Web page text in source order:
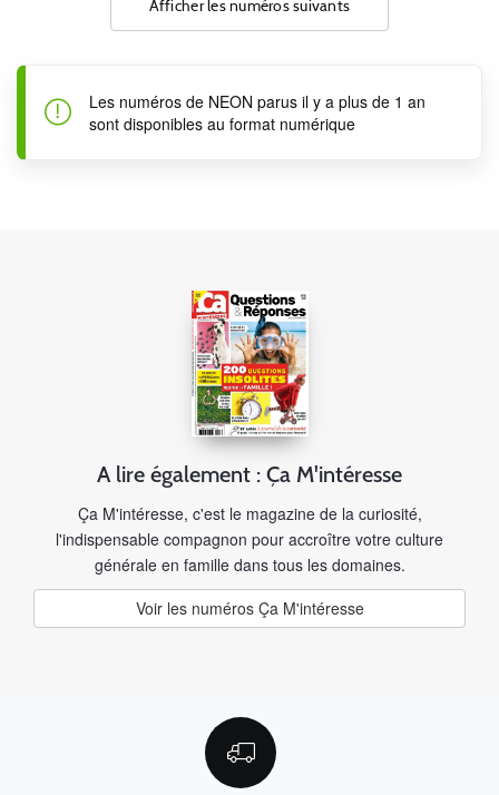
Afficher les numéros suivants
Les numéros de NEON parus il y a plus de 1 an
sont disponibles au format numérique
A lire également : Ça M'intéresse
Ça M'intéresse, c'est le magazine de la curiosité,
l'indispensable compagnon pour accroître votre culture
générale en famille dans tous les domaines.
Voir les numéros Ça M'intéresse